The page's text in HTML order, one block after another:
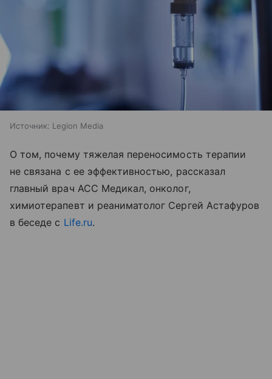
Источник: Legion Media
О том, почему тяжелая переносимость терапии
не связана с ее эффективностью, рассказал
главный врач АСС Медикал, онколог,
химиотерапевт и реаниматолог Сергей Астафуров
в беседе с Life.ru.